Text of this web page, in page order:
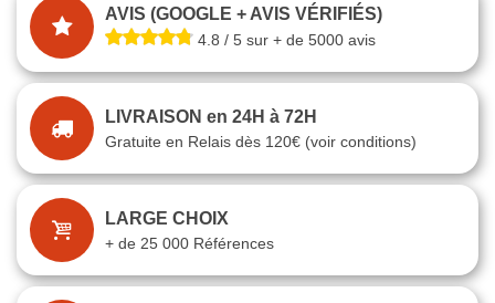
AVIS (GOOGLE + AVIS VÉRIFIÉS)
4.8 / 5 sur + de 5000 avis
LIVRAISON en 24H à 72H
Gratuite en Relais dès 120€ (voir conditions)
LARGE CHOIX
+ de 25 000 Références